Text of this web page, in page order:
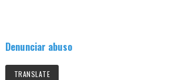
Denunciar abuso
TRANSLATE